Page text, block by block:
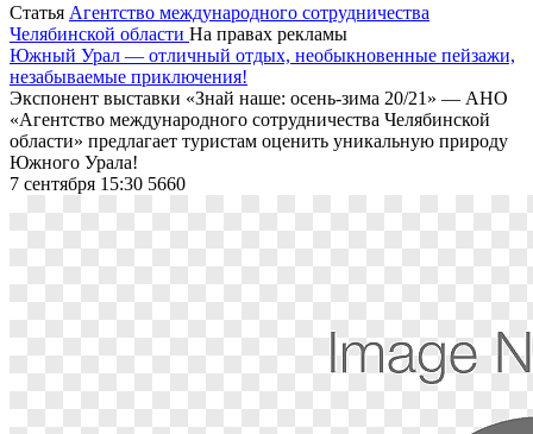
Статья Агентство международного сотрудничества
Челябинской области На правах рекламы
Южный Урал — отличный отдых, необыкновенные пейзажи,
незабываемые приключения!
Экспонент выставки «Знай наше: осень-зима 20/21» — АНО
«Агентство международного сотрудничества Челябинской
области» предлагает туристам оценить уникальную природу
Южного Урала!
7 сентября 15:30 5660